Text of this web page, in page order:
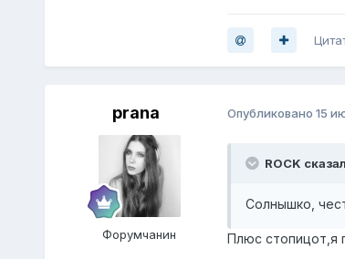
prana
Форумчанин
Опубликовано 15
ROCK
Солнышко,
Плюс стопицот,я